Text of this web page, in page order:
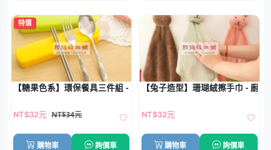
特價
【糖果色系】環保餐具三件組 - 不銹鋼戶外套裝
NT$32元 NT$34元
購物車 詢價車
【兔子造型】珊瑚絨擦手巾 - 廚
NT$32元
購物車 詢價車